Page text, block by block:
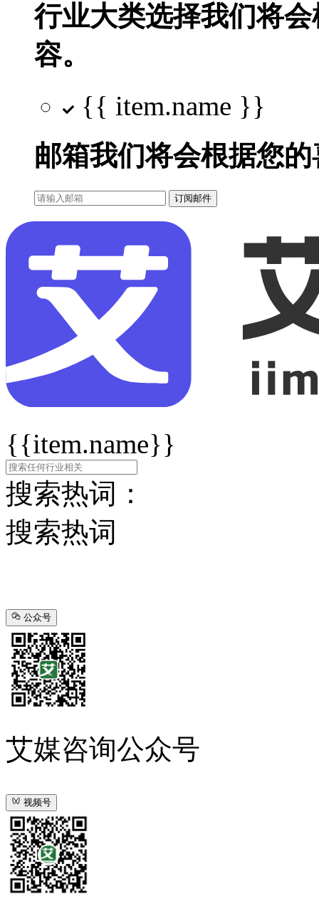
行业大类选择我们将
容。
{{ item.name }}
邮箱我们将会根据您
订阅邮件
{{item.name}}
搜索热词：
搜索热词
公众号
艾媒咨询公众号
视频号